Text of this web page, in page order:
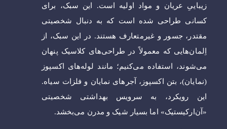
زیباییِ عریان و مواد اولیه است. این سبک، برای
کسانی طراحی شده است که به دنبال شخصیتی
مقتدر، جسور و غیرمتعارف هستند. در این سبک، از
اِلمان‌هایی که معمولاً در طراحی‌های کلاسیک پنهان
می‌شوند، استفاده می‌کنیم؛ مانند لوله‌های اکسپوز
(نمایان)، بتن اکسپوز، آجرهای نمایان و فلزات سیاه.
این رویکرد، به سرویس بهداشتی شخصیتی
«آن‌ارکیستیک» اما بسیار شیک و مدرن می‌بخشد.